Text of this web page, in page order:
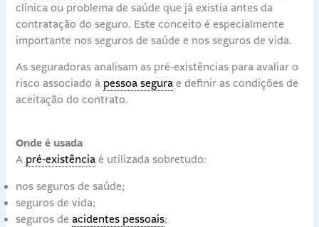
clínica ou problema de saúde que já existia antes da
contratação do seguro. Este conceito é especialmente
importante nos seguros de saúde e nos seguros de vida.
As seguradoras analisam as pré-existências para avaliar o
risco associado à pessoa segura e definir as condições de
aceitação do contrato.
Onde é usada
A pré-existência é utilizada sobretudo:
nos seguros de saúde;
seguros de vida;
seguros deacidentes pessoais;